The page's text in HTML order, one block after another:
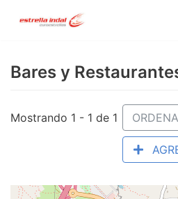
contenido
Bares y
Mostrando 1 - 1 de 1